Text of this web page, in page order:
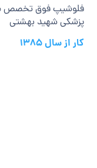
پزشکی شهید بهشتی
کار از سال 1385